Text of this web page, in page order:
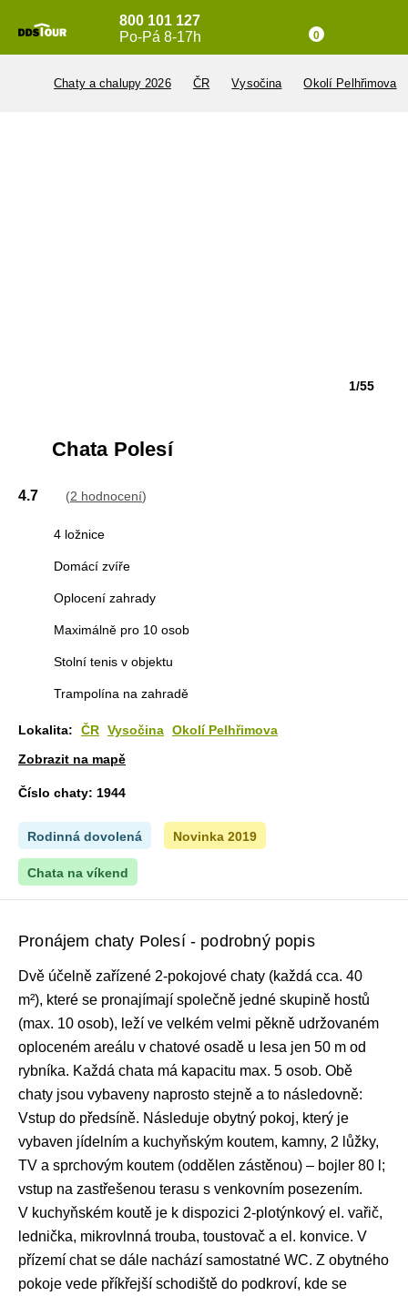
800 101 127
Po-Pá 8-17h
0
Chaty a chalupy 2026 ČR Vysočina Okolí Pelhřimova
1/55
Chata Polesí
4.7 (2 hodnocení)
4 ložnice
Domácí zvíře
Oplocení zahrady
Maximálně pro 10 osob
Stolní tenis v objektu
Trampolína na zahradě
Lokalita: ČR Vysočina Okolí Pelhřimova
Zobrazit na mapě
Číslo chaty: 1944
Rodinná dovolená Novinka 2019
Chata na víkend
Pronájem chaty Polesí - podrobný popis
Dvě účelně zařízené 2-pokojové chaty (každá cca. 40
m²), které se pronajímají společně jedné skupině hostů
(max. 10 osob), leží ve velkém velmi pěkně udržovaném
oploceném areálu v chatové osadě u lesa jen 50 m od
rybníka. Každá chata má kapacitu max. 5 osob. Obě
chaty jsou vybaveny naprosto stejně a to následovně:
Vstup do předsíně. Následuje obytný pokoj, který je
vybaven jídelním a kuchyňským koutem, kamny, 2 lůžky,
TV a sprchovým koutem (oddělen zástěnou) – bojler 80 l;
vstup na zastřešenou terasu s venkovním posezením.
V kuchyňském koutě je k dispozici 2-plotýnkový el. vařič,
lednička, mikrovlnná trouba, toustovač a el. konvice. V
přízemí chat se dále nachází samostatné WC. Z obytného
pokoje vede příkřejší schodiště do podkroví, kde se